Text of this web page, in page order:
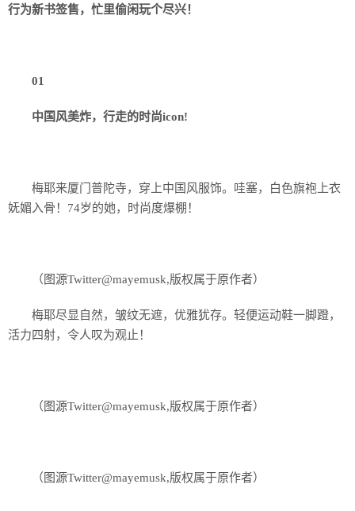
行为新书签售，忙里偷闲玩个尽兴！
01
中国风美炸，行走的时尚icon!
梅耶来厦门普陀寺，穿上中国风服饰。哇塞，白色旗袍上衣
妩媚入骨！74岁的她，时尚度爆棚！
（图源Twitter@mayemusk,版权属于原作者）
梅耶尽显自然，皱纹无遮，优雅犹存。轻便运动鞋一脚蹬，
活力四射，令人叹为观止！
（图源Twitter@mayemusk,版权属于原作者）
（图源Twitter@mayemusk,版权属于原作者）